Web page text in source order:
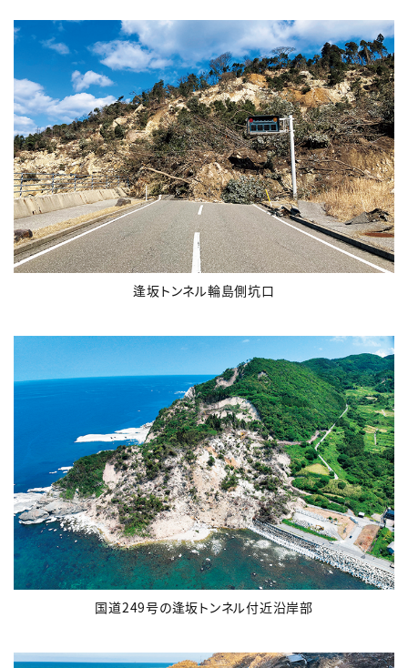
逢坂トンネル輪島側坑口
国道249号の逢坂トンネル付近沿岸部